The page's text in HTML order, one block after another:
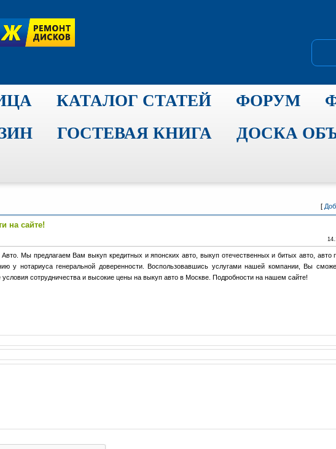
КАТАЛОГ СТАТЕЙ ФОРУМ
ГОСТЕВАЯ КНИГА
ДОСКА
[
на сайте!
Мы предлагаем Вам выкуп кредитных и японских авто, выкуп отечественных и битых авто, авто
у нотариуса генеральной доверенности. Воспользовавшись услугами нашей компании, Вы
сотрудничества и высокие цены на выкуп авто в Москве. Подробности на нашем сайте!